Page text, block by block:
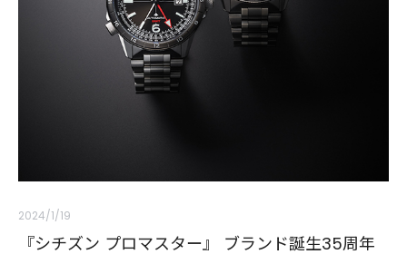
2024/1/19
『シチズン プロマスター』 ブランド誕生35周年